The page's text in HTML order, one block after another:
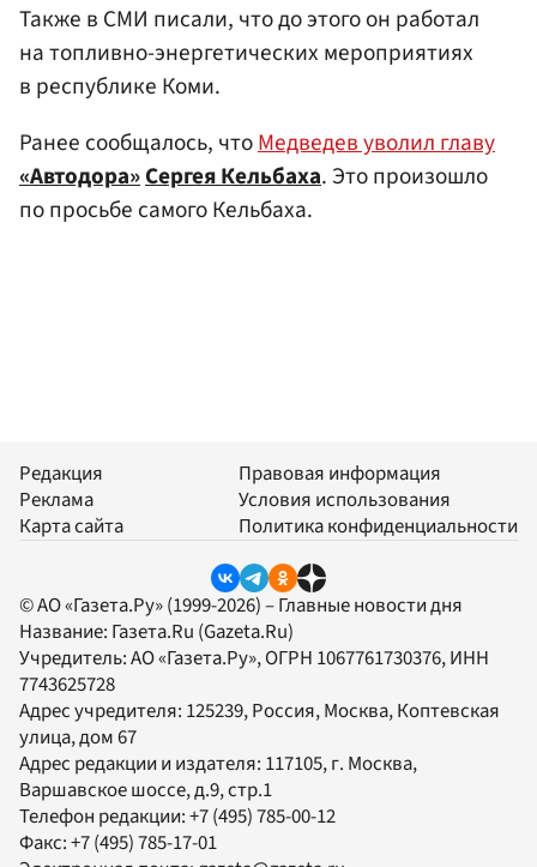
Также в СМИ писали, что до этого он работал
на топливно-энергетических мероприятиях
в республике Коми.
Ранее сообщалось, чтоМедведев уволил главу
«Автодора»Сергея Кельбаха. Это произошло
по просьбе самого Кельбаха.
Редакция
Реклама
Карта сайта
Правовая информация
Условия использования
Политика конфиденциальности
© АО «Газета.Ру» (1999-2026) – Главные новости дня
Название: Газета.Ru (Gazeta.Ru)
Учредитель:АО «Газета.Ру», ОГРН 1067761730376, ИНН
7743625728
Адрес учредителя: 125239, Россия, Москва, Коптевская
улица, дом 67
Адрес редакции и издателя: 117105, г. Москва,
Варшавское шоссе, д.9, стр.1
Телефон редакции:+7 (495) 785-00-12
Факс:+7 (495) 785-17-01